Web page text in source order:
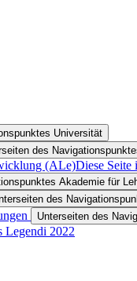
Universität
des
(ALe)Diese Seite
Akademie für
des
Unterseiten des
Legendi 2022